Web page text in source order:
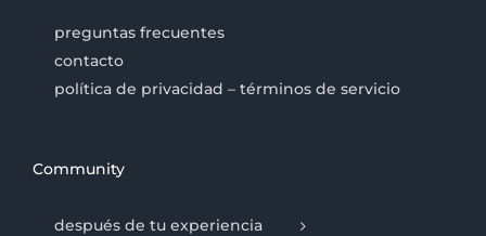
preguntas frecuentes
contacto
política de privacidad – términos de servicio
Community
después de tu experiencia